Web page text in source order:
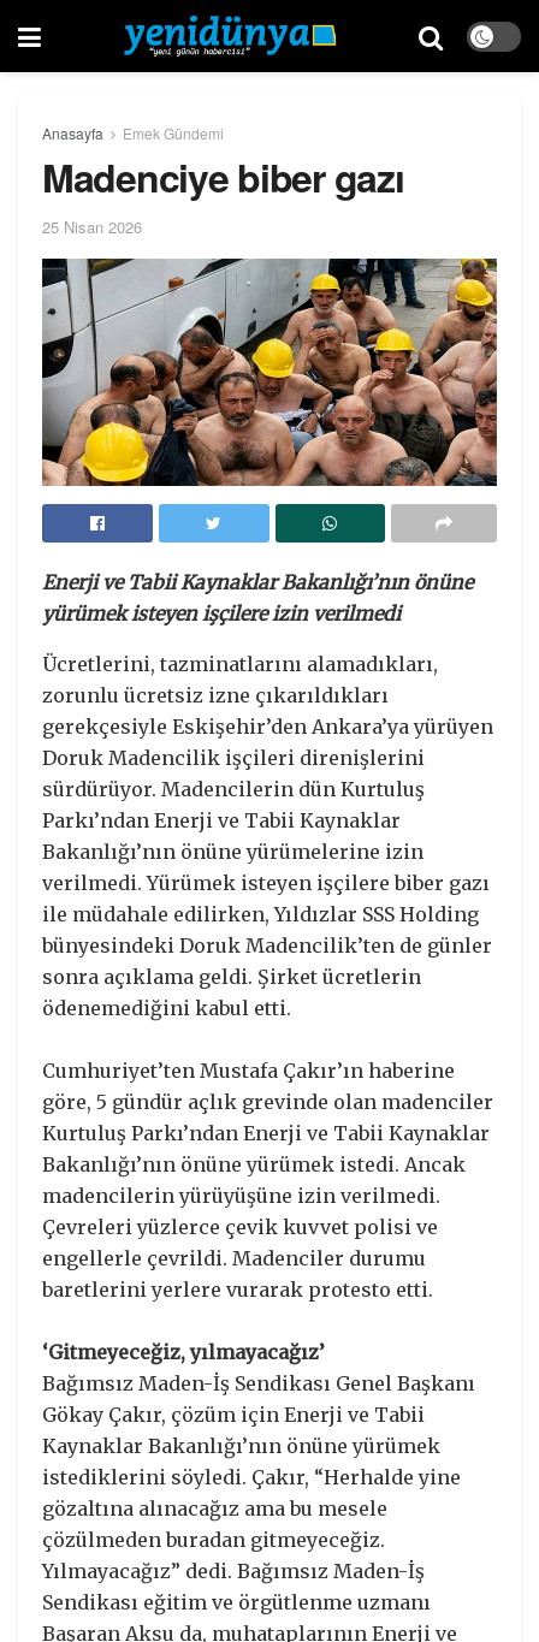
Anasayfa Emek Gündemi
Madenciye biber gazı
25 Nisan 2026
Enerji ve Tabii Kaynaklar Bakanlığı’nın önüne
yürümek isteyen işçilere izin verilmedi
Ücretlerini, tazminatlarını alamadıkları,
zorunlu ücretsiz izne çıkarıldıkları
gerekçesiyle Eskişehir’den Ankara’ya yürüyen
Doruk Madencilik işçileri direnişlerini
sürdürüyor. Madencilerin dün Kurtuluş
Parkı’ndan Enerji ve Tabii Kaynaklar
Bakanlığı’nın önüne yürümelerine izin
verilmedi. Yürümek isteyen işçilere biber gazı
ile müdahale edilirken, Yıldızlar SSS Holding
bünyesindeki Doruk Madencilik’ten de günler
sonra açıklama geldi. Şirket ücretlerin
ödenemediğini kabul etti.
Cumhuriyet’ten Mustafa Çakır’ın haberine
göre, 5 gündür açlık grevinde olan madenciler
Kurtuluş Parkı’ndan Enerji ve Tabii Kaynaklar
Bakanlığı’nın önüne yürümek istedi. Ancak
madencilerin yürüyüşüne izin verilmedi.
Çevreleri yüzlerce çevik kuvvet polisi ve
engellerle çevrildi. Madenciler durumu
baretlerini yerlere vurarak protesto etti.
‘Gitmeyeceğiz, yılmayacağız’
Bağımsız Maden-İş Sendikası Genel Başkanı
Gökay Çakır, çözüm için Enerji ve Tabii
Kaynaklar Bakanlığı’nın önüne yürümek
istediklerini söyledi. Çakır, “Herhalde yine
gözaltına alınacağız ama bu mesele
çözülmeden buradan gitmeyeceğiz.
Yılmayacağız” dedi. Bağımsız Maden-İş
Sendikası eğitim ve örgütlenme uzmanı
Başaran Aksu da, muhataplarının Enerji ve